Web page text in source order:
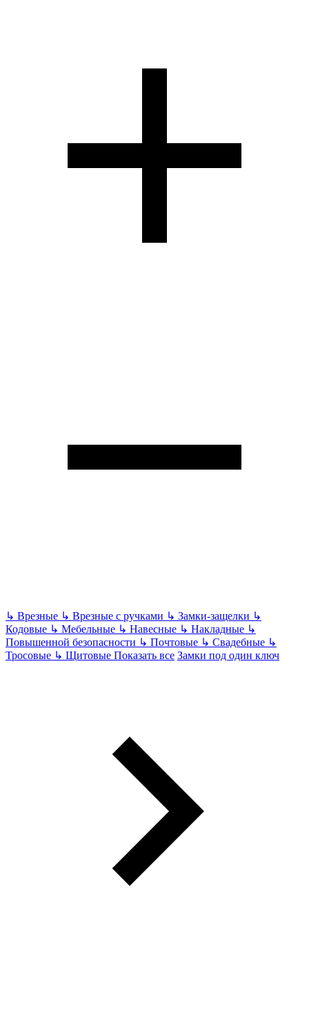
↳ Врезные ↳ Врезные с ручками ↳ Замки-защелки ↳
Кодовые ↳ Мебельные ↳ Навесные ↳ Накладные ↳
Повышенной безопасности ↳ Почтовые ↳ Свадебные ↳
Тросовые ↳ Щитовые Показать все Замки под один ключ